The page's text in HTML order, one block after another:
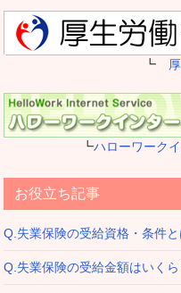
┗
┗ハローワーク
お役立ち記事
Q.失業保険の受給資格・条件と
Q.失業保険の受給金額はいくら